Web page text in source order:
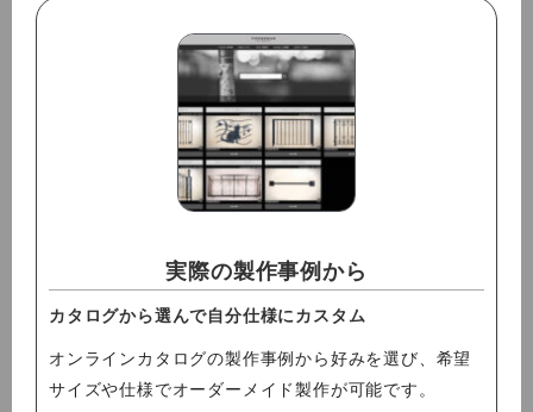
実際の製作事例から
カタログから選んで自分仕様にカスタム
オンラインカタログの製作事例から好みを選び、希望
サイズや仕様でオーダーメイド製作が可能です。